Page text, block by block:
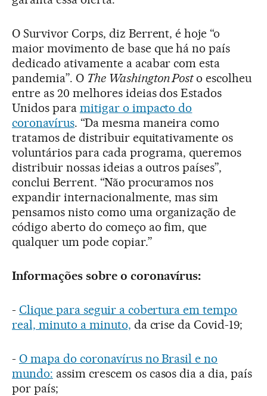
O Survivor Corps, diz Berrent, é hoje “o
maior movimento de base que há no país
dedicado ativamente a acabar com esta
pandemia”. O The Washington Posto escolheu
entre as 20 melhores ideias dos Estados
Unidos para mitigar o impacto do
coronavírus. “Da mesma maneira como
tratamos de distribuir equitativamente os
voluntários para cada programa, queremos
distribuir nossas ideias a outros países”,
conclui Berrent. “Não procuramos nos
expandir internacionalmente, mas sim
pensamos nisto como uma organização de
código aberto do começo ao fim, que
qualquer um pode copiar.”
Informações sobre o coronavírus:
- Clique para seguir a cobertura em tempo
real, minuto a minuto, da crise da Covid-19;
- O mapa do coronavírus no Brasil e no
mundo: assim crescem os casos dia a dia, país
por país;